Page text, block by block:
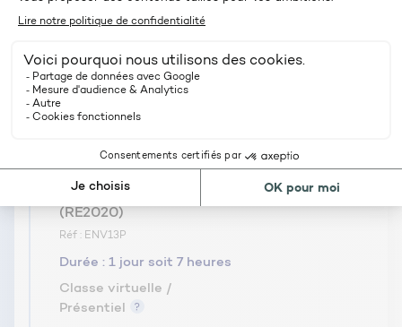
L’intégration des ENR
ENR comment les intégrer à un projet de
construction et de rénovation : focus sur les
différents types d’ENR et leurs technologies et
performances associées
Le suivi et la maintenance
Etudes de cas
1390€ HT
VOIR
bâtiment dans un projet de construction
(RE2020)
Réf : ENV13P
Durée : 1 jour soit 7 heures
Classe virtuelle /
Présentiel